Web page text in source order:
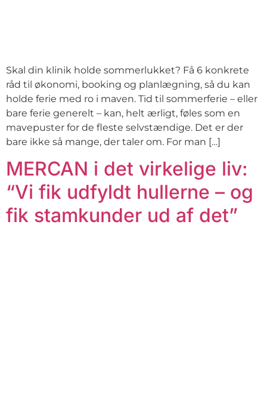
Skal din klinik holde sommerlukket? Få 6 konkrete
råd til økonomi, booking og planlægning, så du kan
holde ferie med ro i maven. Tid til sommerferie – eller
bare ferie generelt – kan, helt ærligt, føles som en
mavepuster for de fleste selvstændige. Det er der
bare ikke så mange, der taler om. For man […]
MERCAN i det virkelige liv:
“Vi fik udfyldt hullerne – og
fik stamkunder ud af det”